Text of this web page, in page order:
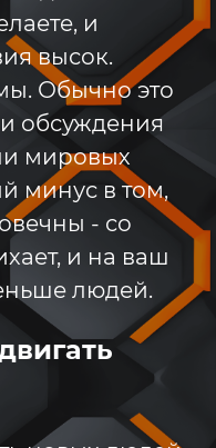
и
высок.
Обычно это
обсуждения
мировых
минус в том,
- со
и на ваш
людей.